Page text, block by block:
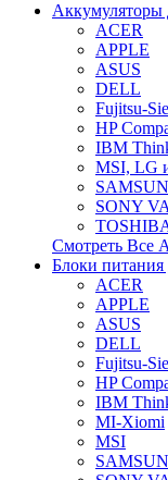
Аккумуляторы
ACER
APPLE
ASUS
DELL
Fujitsu-
HP
IBM
MSI, LG
SONY
Смотреть Все
Блоки питания
ACER
APPLE
ASUS
DELL
Fujitsu-
HP
IBM
MI-Xiomi
MSI